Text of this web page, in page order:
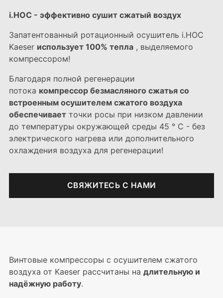
i.HOC - эффективно сушит сжатый воздух
Запатентованный ротационный осушитель i.HOC
Kaeser использует 100% тепла , выделяемого
компрессором!
Благодаря полной регенерации
потока компрессор безмасляного сжатья со
встроенным осушителем сжатого воздуха
обеспечивает точки росы при низком давлении
до температуры окружающей среды 45 ° C - без
электрического нагрева или дополнительного
охлаждения воздуха для регенерации!
СВЯЖИТЕCЬ C НАМИ
Винтовые компрессоры с осушителем сжатого
воздуха от Kaeser рассчитаны на длительную и
надёжную работу.